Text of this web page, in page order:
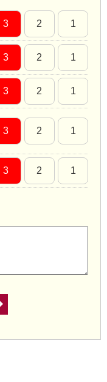
3 2 1
3 2 1
3 2 1
3 2 1
3 2 1